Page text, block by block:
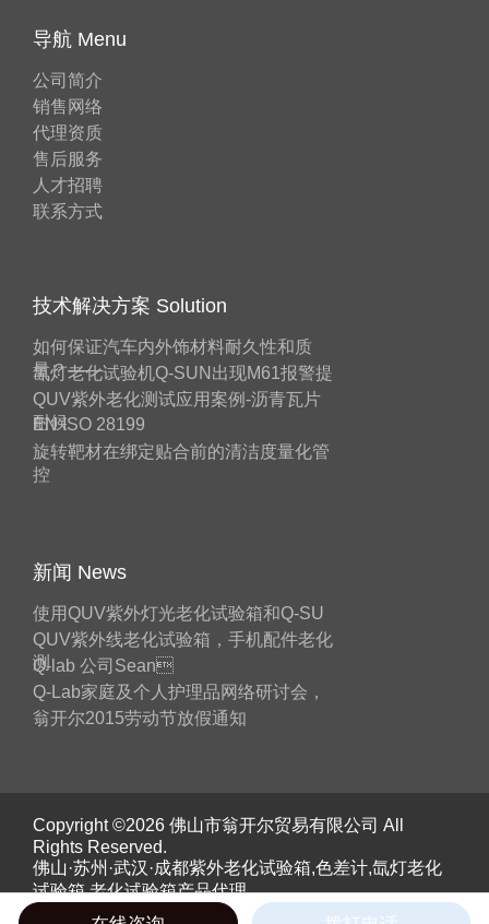
导航 Menu
公司简介
销售网络
代理资质
售后服务
人才招聘
联系方式
技术解决方案 Solution
如何保证汽车内外饰材料耐久性和质
量？——
氙灯老化试验机Q-SUN出现M61报警提
QUV紫外老化测试应用案例-沥青瓦片
耐候
EN ISO 28199
旋转靶材在绑定贴合前的清洁度量化管
控
新闻 News
使用QUV紫外灯光老化试验箱和Q-SU
QUV紫外线老化试验箱，手机配件老化
测
Q-lab 公司Sean
Q-Lab家庭及个人护理品网络研讨会，
翁开尔2015劳动节放假通知
Copyright ©2026 佛山市翁开尔贸易有限公司 All
Rights Reserved.
佛山·苏州·武汉·成都紫外老化试验箱,色差计,氙灯老化
试验箱,老化试验箱产品代理。
《工业和信息化部》备案号： 粤ICP备05045526号